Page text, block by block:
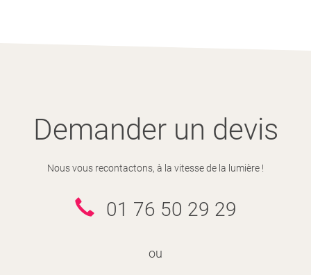
Demander un devis
Nous vous recontactons, à la vitesse de la lumière !
01 76 50 29 29
ou